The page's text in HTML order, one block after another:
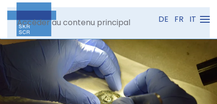
Accéder au contenu principal DE FR IT